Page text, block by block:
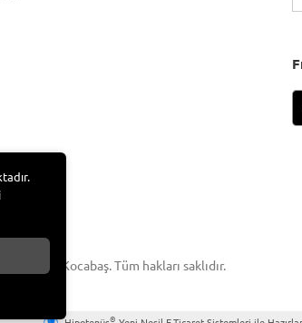
Tufan Kocabaş. Tüm hakları saklıdır.
®